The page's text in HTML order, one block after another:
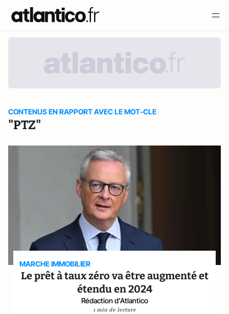
CONTENUS EN RAPPORT AVEC LE MOT-CLE
"PTZ"
MARCHE IMMOBILIER
Le prêt à taux zéro va être augmenté et
étendu en 2024
Rédaction d'Atlantico
1 min de lecture